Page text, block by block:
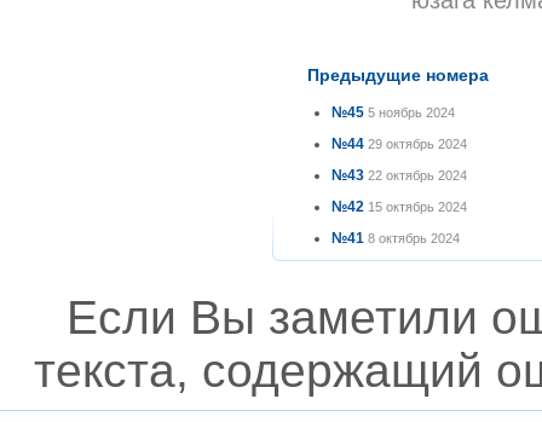
Предыдущие номера
№45 5 ноябрь 2024
№44 29 октябрь 2024
№43 22 октябрь 2024
№42 15 октябрь 2024
№41 8 октябрь 2024
Если Вы заметили
текста, содержащий